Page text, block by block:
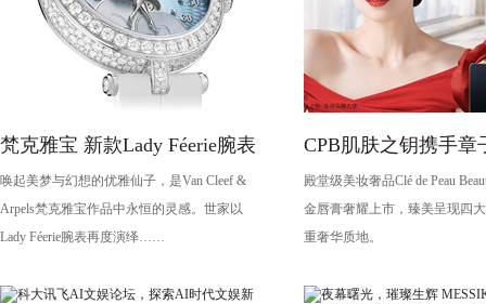
梵克雅宝 新款Lady Féerie腕表
唤起美梦与幻想的优雅仙子，是Van Cleef &
Arpels梵克雅宝作品中永恒的灵感。世家以
Lady Féerie腕表再度演绎……
CPB肌肤之钥携手章
演绎琉金唇膏大片
殿堂级美妆奢品Clé de Peau
金唇膏奢耀上市，臻美呈现四
重奢华质地。